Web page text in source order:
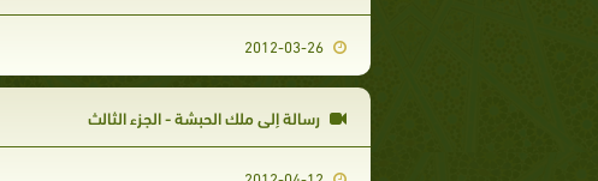
2012-03-26
رسالة إلى ملك الحبشة - الجزء الثالث